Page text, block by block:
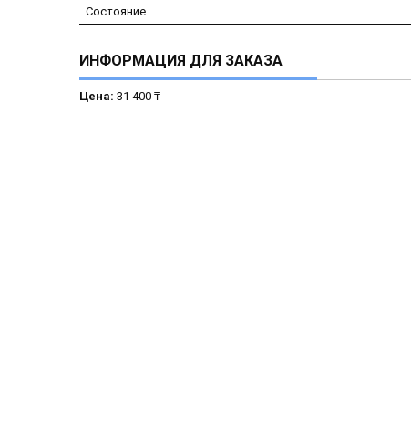
Состояние
ИНФОРМАЦИЯ ДЛЯ ЗАКАЗА
Цена: 31 400 ₸